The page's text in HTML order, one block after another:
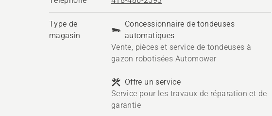
Type de
magasin
Concessionnaire de tondeuses
automatiques
Vente, pièces et service de tondeuses à
gazon robotisées Automower
Offre un service
Service pour les travaux de réparation et de
garantie